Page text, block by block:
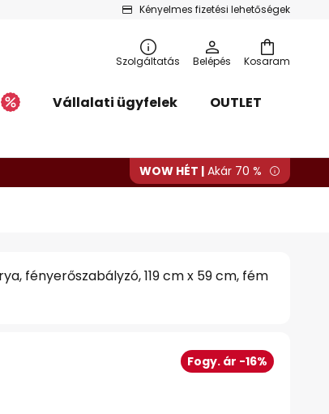
Kényelmes fizetési lehetőségek
Kosaram
Szolgáltatás Belépés
Vállalati ügyfelek
OUTLET
WOW HÉT | Akár 70 %
fényerőszabályzó, 119 cm x 59 cm, fém
Fogy. ár -16%